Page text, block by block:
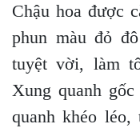
Chậu hoa được
phun màu đỏ
tuyệt vời, làm
Xung quanh
quanh khéo